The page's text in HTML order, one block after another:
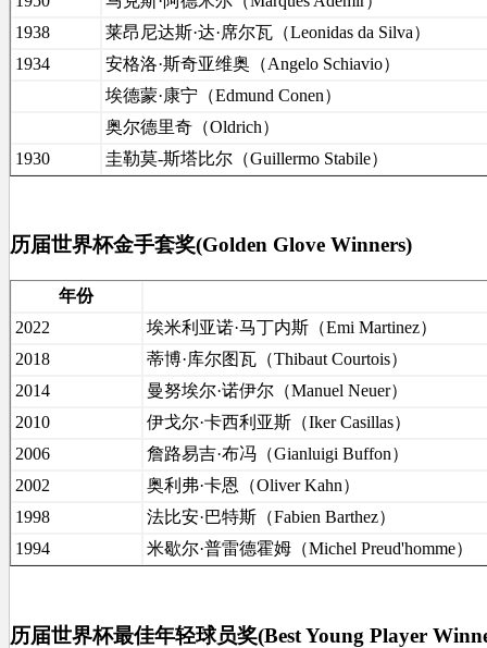
1938
莱昂尼达斯·达·席尔瓦（Leonidas da Silva）
1934
安格洛·斯奇亚维奥（Angelo Schiavio）
埃德蒙·康宁（Edmund Conen）
奥尔德里奇（Oldrich）
1930
圭勒莫-斯塔比尔（Guillermo Stabile）
历届世界杯金手套奖(Golden Glove Winners)
年份
2022
埃米利亚诺·马丁内斯（Emi Martinez）
2018
蒂博·库尔图瓦（Thibaut Courtois）
2014
曼努埃尔·诺伊尔（Manuel Neuer）
2010
伊戈尔·卡西利亚斯（Iker Casillas）
2006
詹路易吉·布冯（Gianluigi Buffon）
2002
奥利弗·卡恩（Oliver Kahn）
1998
法比安·巴特斯（Fabien Barthez）
1994
米歇尔·普雷德霍姆（Michel Preud'homme）
历届世界杯最佳年轻球员奖(Best Young Player